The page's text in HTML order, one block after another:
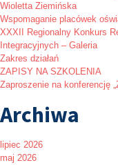
Wioletta Ziemińska
Wspomaganie placówek
XXXII Regionalny Konkurs
Integracyjnych – Galeria
Zakres działań
ZAPISY NA SZKOLENIA
Zaproszenie na konferencję
Archiwa
lipiec 2026
maj 2026